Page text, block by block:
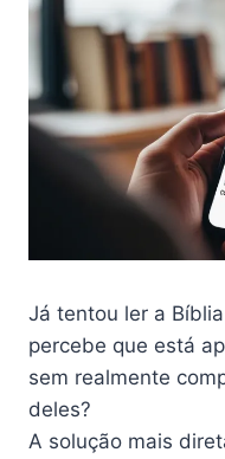
Já tentou ler a
percebe que está
sem realmente
deles?
A solução mais